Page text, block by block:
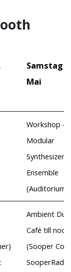
Samstag
Mai
Workshop –
Modular
Synthesizer
Ensemble
(Auditorium)
Ambient Dub
Café till noon
(Sooper
SooperRadio: